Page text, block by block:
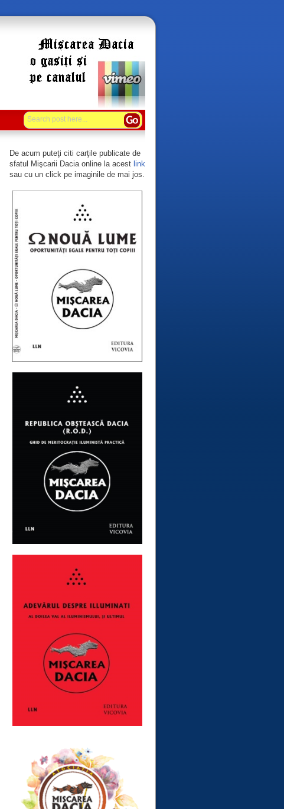
De acum puteţi citi carţile publicate de
sfatul Mişcarii Dacia online la acest link
sau cu un click pe imaginile de mai jos.